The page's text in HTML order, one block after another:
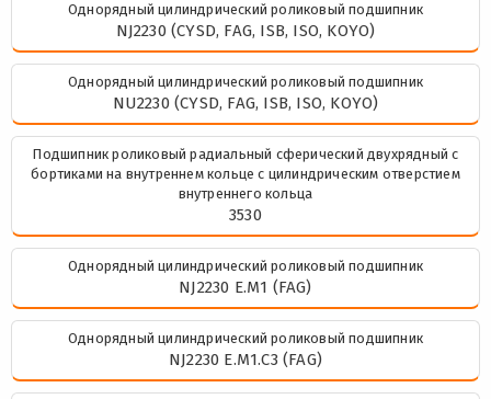
Однорядный цилиндрический роликовый подшипник
NJ2230 (CYSD, FAG, ISB, ISO, KOYO)
Однорядный цилиндрический роликовый подшипник
NU2230 (CYSD, FAG, ISB, ISO, KOYO)
Подшипник роликовый радиальный сферический двухрядный с
бортиками на внутреннем кольце с цилиндрическим отверстием
внутреннего кольца
3530
Однорядный цилиндрический роликовый подшипник
NJ2230 E.M1 (FAG)
Однорядный цилиндрический роликовый подшипник
NJ2230 E.M1.C3 (FAG)